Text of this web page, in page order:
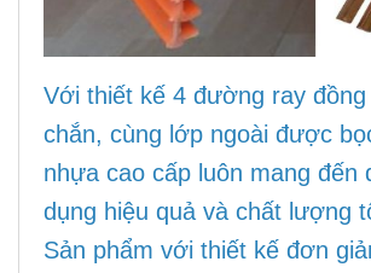
Với thiết kế 4 đường ray
chắn, cùng lớp ngoài được
nhựa cao cấp luôn mang đến
dụng hiệu quả và chất lượng
Sản phẩm với thiết kế đơn